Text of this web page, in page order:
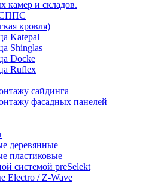
камер и складов.
СППС
кровля)
Katepal
Shinglas
Docke
Ruflex
сайдинга
фасадных панелей
деревянные
пластиковые
системой preSelekt
Electro / Z-Wave